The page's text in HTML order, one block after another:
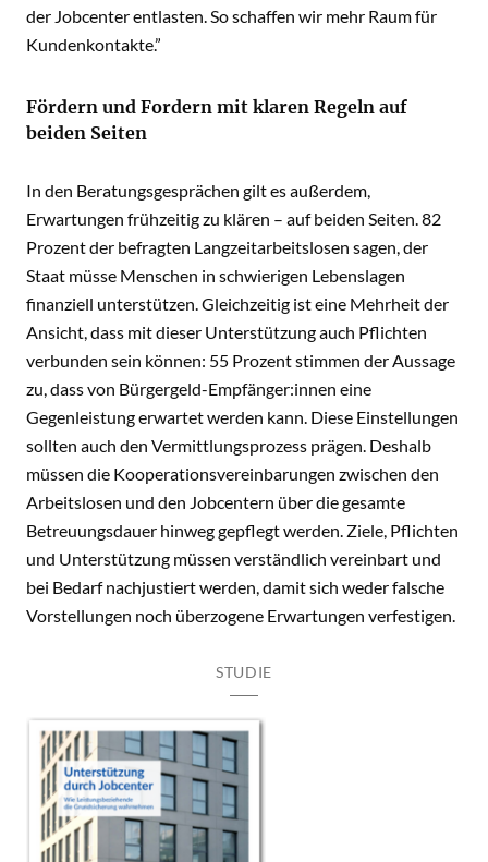
der Jobcenter entlasten. So schaffen wir mehr Raum für
Kundenkontakte.”
Fördern und Fordern mit klaren Regeln auf
beiden Seiten
In den Beratungsgesprächen gilt es außerdem,
Erwartungen frühzeitig zu klären – auf beiden Seiten. 82
Prozent der befragten Langzeitarbeitslosen sagen, der
Staat müsse Menschen in schwierigen Lebenslagen
finanziell unterstützen. Gleichzeitig ist eine Mehrheit der
Ansicht, dass mit dieser Unterstützung auch Pflichten
verbunden sein können: 55 Prozent stimmen der Aussage
zu, dass von Bürgergeld-Empfänger:innen eine
Gegenleistung erwartet werden kann. Diese Einstellungen
sollten auch den Vermittlungsprozess prägen. Deshalb
müssen die Kooperationsvereinbarungen zwischen den
Arbeitslosen und den Jobcentern über die gesamte
Betreuungsdauer hinweg gepflegt werden. Ziele, Pflichten
und Unterstützung müssen verständlich vereinbart und
bei Bedarf nachjustiert werden, damit sich weder falsche
Vorstellungen noch überzogene Erwartungen verfestigen.
STUDIE